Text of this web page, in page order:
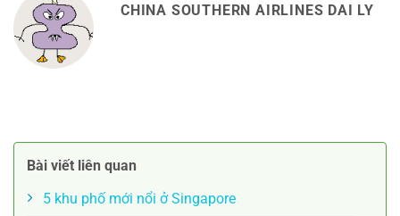
CHINA SOUTHERN AIRLINES DAI LY
Bài viết liên quan
5 khu phố mới nổi ở Singapore